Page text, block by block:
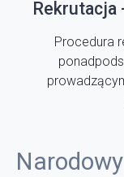
Rekrutacja
Procedura